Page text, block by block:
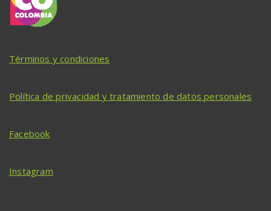
Términos y condiciones
Política de privacidad y tratamiento de datos personales
Facebook
Instagram